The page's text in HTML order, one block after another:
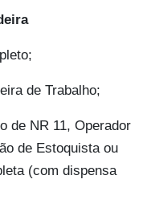
de Trabalho;
de NR 11, Operador
de Estoquista ou
(com dispensa